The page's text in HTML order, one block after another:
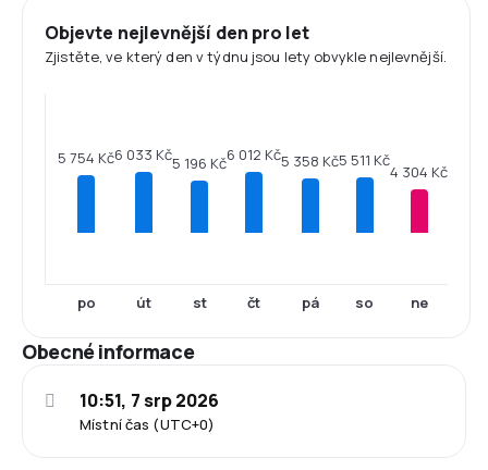
Objevte nejlevnější den pro let
Zjistěte, ve který den v týdnu jsou lety obvykle nejlevnější.
5 754 Kč
po
6 033 Kč
út
5 196 Kč
st
6 012 Kč
čt
5 358 Kč
pá
5 511 Kč
so
4 304 Kč
ne
Obecné informace
Místní čas (UTC+0)
10:51, 7 srp 2026